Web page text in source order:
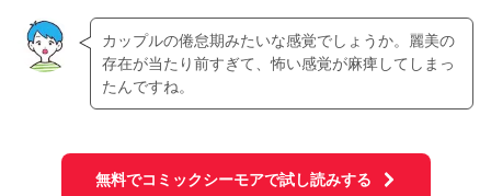
カップルの倦怠期みたいな感覚でしょうか。麗美の
存在が当たり前すぎて、怖い感覚が麻痺してしまっ
たんですね。
無料でコミックシーモアで試し読みする